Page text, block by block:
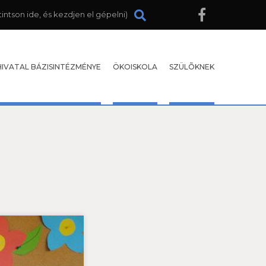
BÁZISINTÉZMÉNYE ÖKOISKOLA SZÜLÕKNEK